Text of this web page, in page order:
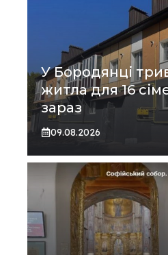
У Бородянці
житла для 16
зараз
09.08.2026